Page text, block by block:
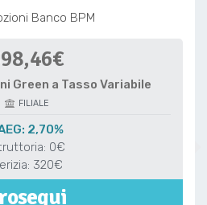
Banco BPM
Green a Tasso Variabile
FILIALE
2,70%
0€
320€